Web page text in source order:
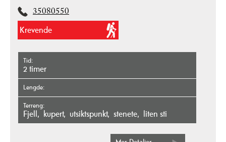
35080550
Krevende
Tid
2 timer
Lengde
Terreng
fjell kupert utsiktspunkt stenete liten sti